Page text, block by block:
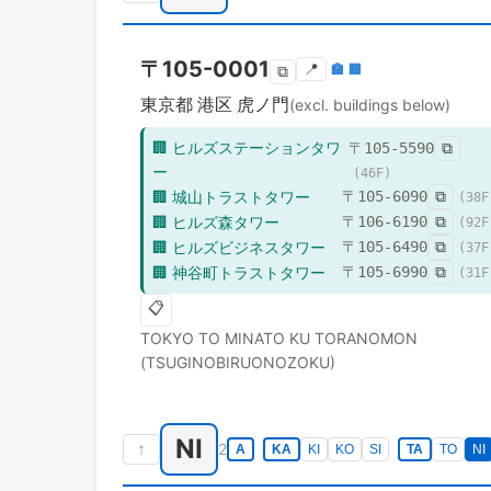
〒 105-0001 ⧉ 📍 🏣 🏢
東京都 港区 虎ノ門(excl. buildings below)
🏢 ヒルズステーションタワ
ー
〒 105-5590 ⧉
(46F)
🏢 城山トラストタワー 〒 105-6090 ⧉ ( 38
🏢 ヒルズ森タワー 〒 106-6190 ⧉ ( 92
🏢 ヒルズビジネスタワー 〒 105-6490 ⧉ ( 37
🏢 神谷町トラストタワー 〒 105-6990 ⧉ ( 31
📋
TOKYO TO MINATO KU TORANOMON
(TSUGINOBIRUONOZOKU)
↑ NI 2 A KA KI KO SI TA TO NI